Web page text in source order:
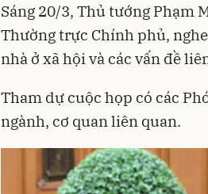
Sáng 20/3, Thủ tướng Phạm
Thường trực Chính phủ,
nhà ở xã hội và các vấn đề
Tham dự cuộc họp có các
ngành, cơ quan liên quan.